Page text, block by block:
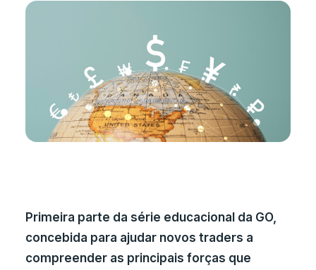
Primeira parte da série educacional da GO,
concebida para ajudar novos traders a
compreender as principais forças que